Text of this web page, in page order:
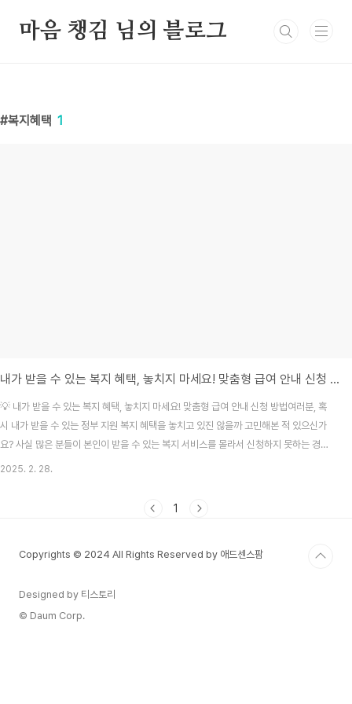
마음 챙김 님의 블로그
복지혜택 1
내가 받을 수 있는 복지 혜택, 놓치지 마세요! 맞춤형 급여 안내 신청 방법
💡 내가 받을 수 있는 복지 혜택, 놓치지 마세요! 맞춤형 급여 안내 신청 방법여러분, 혹
시 내가 받을 수 있는 정부 지원 복지 혜택을 놓치고 있진 않을까 고민해본 적 있으신가
요? 사실 많은 분들이 본인이 받을 수 있는 복지 서비스를 몰라서 신청하지 못하는 경우
가 많아요. 이런 불편함을 해결해 주는 서비스가 바로 맞춤형 급여 안내(복지멤버십)인
자동으로 찾아 알려주는..
2025. 2. 28.
1
Copyrights © 2024 All Rights Reserved by 애드센스팜
Designed by 티스토리
© Daum Corp.